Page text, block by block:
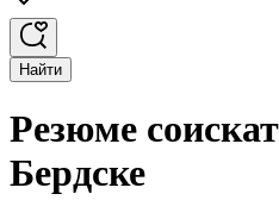
Найти
Резюме
Бердске